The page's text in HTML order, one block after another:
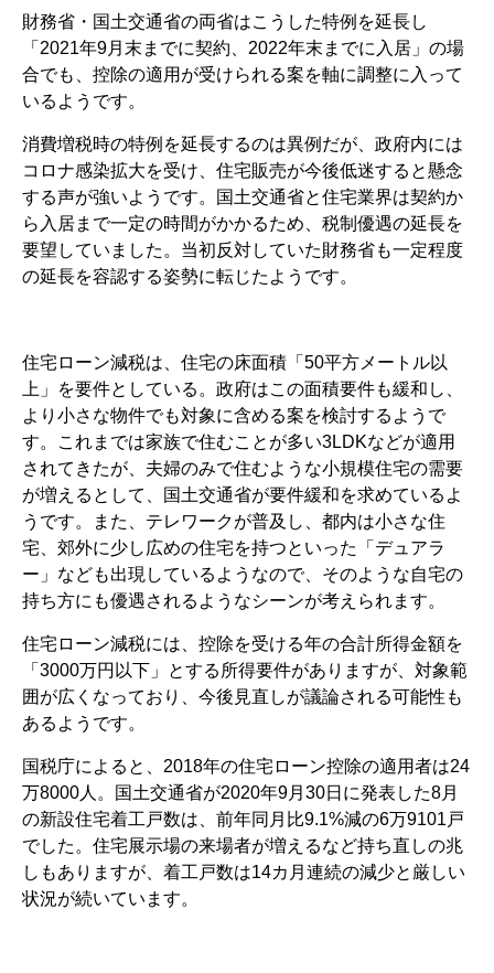
財務省・国土交通省の両省はこうした特例を延長し
「2021年9月末までに契約、2022年末までに入居」の場
合でも、控除の適用が受けられる案を軸に調整に入って
いるようです。
消費増税時の特例を延長するのは異例だが、政府内には
コロナ感染拡大を受け、住宅販売が今後低迷すると懸念
する声が強いようです。国土交通省と住宅業界は契約か
ら入居まで一定の時間がかかるため、税制優遇の延長を
要望していました。当初反対していた財務省も一定程度
の延長を容認する姿勢に転じたようです。
住宅ローン減税は、住宅の床面積「50平方メートル以
上」を要件としている。政府はこの面積要件も緩和し、
より小さな物件でも対象に含める案を検討するようで
す。これまでは家族で住むことが多い3LDKなどが適用
されてきたが、夫婦のみで住むような小規模住宅の需要
が増えるとして、国土交通省が要件緩和を求めているよ
うです。また、テレワークが普及し、都内は小さな住
宅、郊外に少し広めの住宅を持つといった「デュアラ
ー」なども出現しているようなので、そのような自宅の
持ち方にも優遇されるようなシーンが考えられます。
住宅ローン減税には、控除を受ける年の合計所得金額を
「3000万円以下」とする所得要件がありますが、対象範
囲が広くなっており、今後見直しが議論される可能性も
あるようです。
国税庁によると、2018年の住宅ローン控除の適用者は24
万8000人。国土交通省が2020年9月30日に発表した8月
の新設住宅着工戸数は、前年同月比9.1%減の6万9101戸
でした。住宅展示場の来場者が増えるなど持ち直しの兆
しもありますが、着工戸数は14カ月連続の減少と厳しい
状況が続いています。